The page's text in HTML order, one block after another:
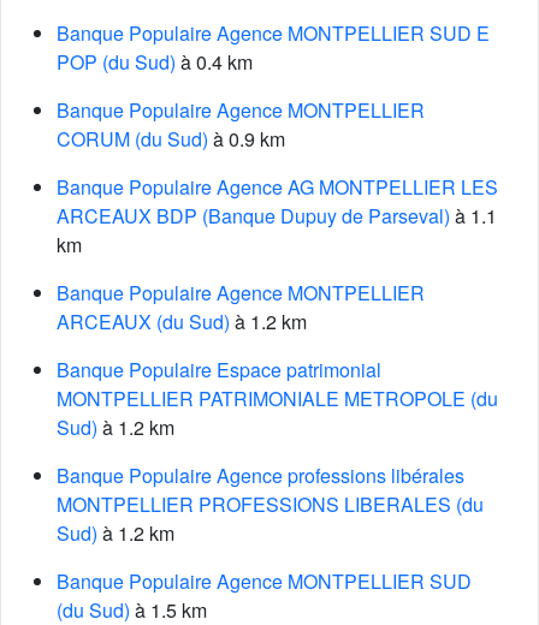
Banque Populaire Agence MONTPELLIER SUD E
POP (du Sud) à 0.4 km
Banque Populaire Agence MONTPELLIER
CORUM (du Sud) à 0.9 km
Banque Populaire Agence AG MONTPELLIER LES
ARCEAUX BDP (Banque Dupuy de Parseval) à 1.1
km
Banque Populaire Agence MONTPELLIER
ARCEAUX (du Sud) à 1.2 km
Banque Populaire Espace patrimonial
MONTPELLIER PATRIMONIALE METROPOLE (du
Sud) à 1.2 km
Banque Populaire Agence professions libérales
MONTPELLIER PROFESSIONS LIBERALES (du
Sud) à 1.2 km
Banque Populaire Agence MONTPELLIER SUD
(du Sud) à 1.5 km